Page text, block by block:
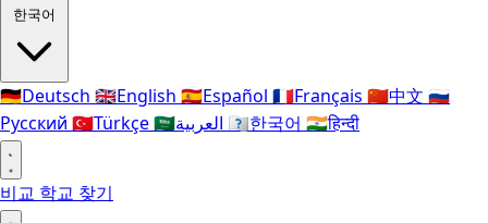
한국어
🇩🇪Deutsch 🇬🇧English 🇪🇸Español 🇫🇷Français 🇨🇳中文 🇷🇺
Русский 🇹🇷Türkçe🇸🇦 🇰🇷한국어 🇮🇳हिन्दी
비교 학교 찾기